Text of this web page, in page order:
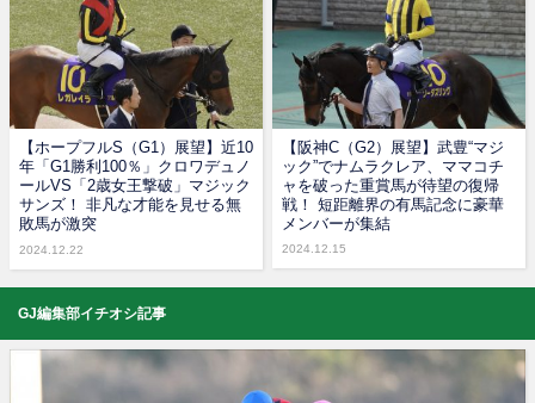
【ホープフルS（G1）展望】近10
年「G1勝利100％」クロワデュノ
ールVS「2歳女王撃破」マジック
サンズ！ 非凡な才能を見せる無
敗馬が激突
2024.12.22
【阪神C（G2）展望】武豊“マジ
ック”でナムラクレア、ママコチ
ャを破った重賞馬が待望の復帰
戦！ 短距離界の有馬記念に豪華
メンバーが集結
2024.12.15
GJ編集部イチオシ記事